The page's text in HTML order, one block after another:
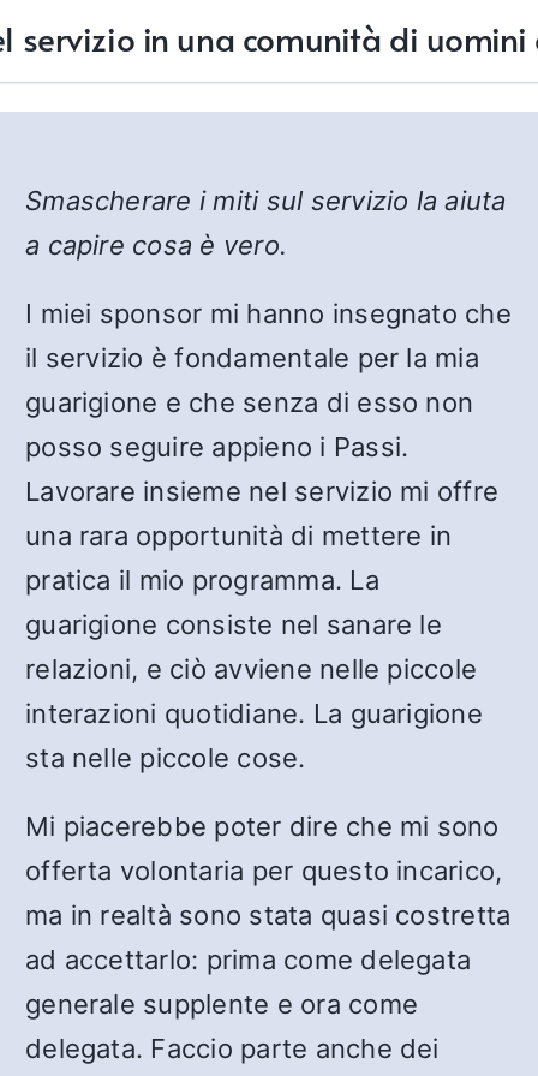
servizio in una comunità di uomini
Smascherare i miti sul servizio la aiuta
a capire cosa è vero.
I miei sponsor mi hanno insegnato che
il servizio è fondamentale per la mia
guarigione e che senza di esso non
posso seguire appieno i Passi.
Lavorare insieme nel servizio mi offre
una rara opportunità di mettere in
pratica il mio programma. La
guarigione consiste nel sanare le
relazioni, e ciò avviene nelle piccole
interazioni quotidiane. La guarigione
sta nelle piccole cose.
Mi piacerebbe poter dire che mi sono
offerta volontaria per questo incarico,
ma in realtà sono stata quasi costretta
ad accettarlo: prima come delegata
generale supplente e ora come
delegata. Faccio parte anche dei